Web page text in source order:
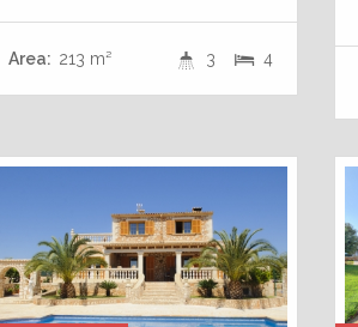
Area: 213 m² 4
3